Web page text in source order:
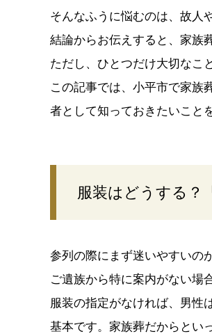
そんなふうに悩むのは、故人
結論からお伝えすると、家族
ただし、ひとつだけ大切なこ
この記事では、小平市で家族
者として知っておきたいこと
服装はどうする？
参列の際にまず迷いやすいの
ご遺族から特に案内がない場
服装の指定がなければ、男性
基本です。家族葬だからとい